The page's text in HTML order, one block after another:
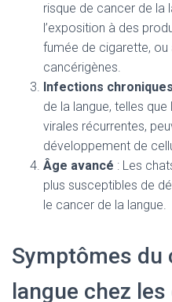
risque de cancer de la
l’exposition à des
fumée de cigarette, ou
cancérigènes.
Infections chroniques
de la langue, telles
virales récurrentes,
développement de
Âge avancé : Les
plus susceptibles de
le cancer de la langue.
Symptômes du
langue chez